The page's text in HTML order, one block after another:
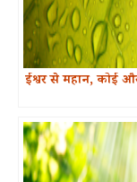
ईश्वर से महान, कोई